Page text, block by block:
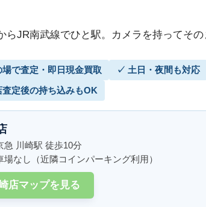
らJR南武線でひと駅。カメラを持ってそ
で査定・即日現金買取 ✓ 土日・夜間も対応
定後の持ち込みもOK
急 川崎駅 徒歩10分
場なし（近隣コインパーキング利用）
店マップを見る